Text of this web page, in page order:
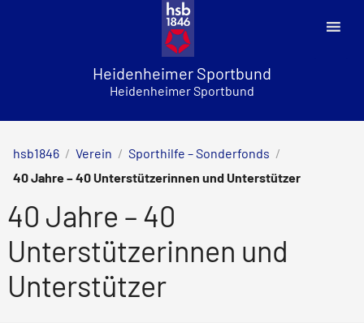
Heidenheimer Sportbund
Heidenheimer Sportbund
hsb1846 / Verein / Sporthilfe – Sonderfonds /
40 Jahre – 40 Unterstützerinnen und Unterstützer
40 Jahre – 40
Unterstützerinnen und
Unterstützer